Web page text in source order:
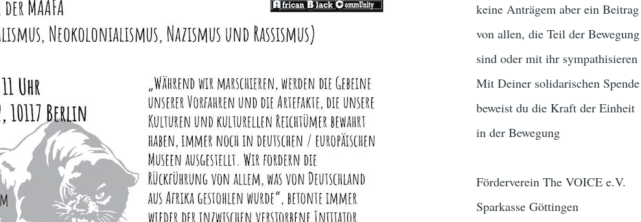
keine Anträgem aber ein Beitrag
von allen, die Teil der Bewegung
sind oder mit ihr sympathisieren
Mit Deiner solidarischen Spende
beweist du die Kraft der Einheit
in der Bewegung
Förderverein The VOICE e.V.
Sparkasse Göttingen